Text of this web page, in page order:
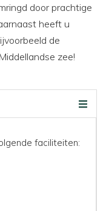
door prachtige
heeft u
de
zee!
faciliteiten: